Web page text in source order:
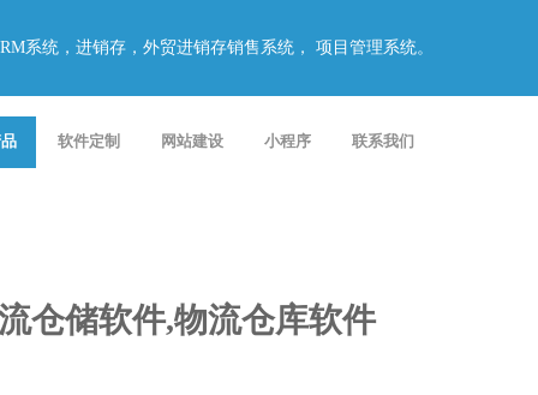
系统，进销存，外贸进销存销售系统， 项目管理系统。
软件定制 网站建设 小程序 联系我们
仓储软件,物流仓库软件